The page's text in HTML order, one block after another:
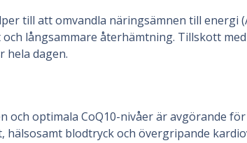
till att omvandla näringsämnen till energi
långsammare återhämtning. Tillskott med
dagen.
och optimala CoQ10-nivåer är avgörande
blodtryck och övergripande